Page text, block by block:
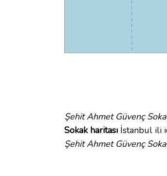
Şehit Ahmet Güvenç
Sokak haritası İstanbul ili
Şehit Ahmet Güvenç